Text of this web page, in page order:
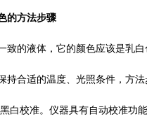
的方法步骤
致的液体，它的颜色应该是乳
持合适的温度、光照条件，方法
白校准。仪器具有自动校准功能